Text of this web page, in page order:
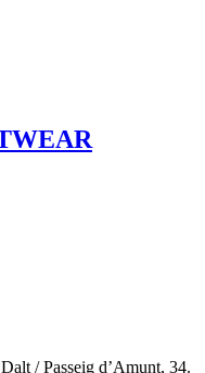
/ Passeig d’Amunt, 34.